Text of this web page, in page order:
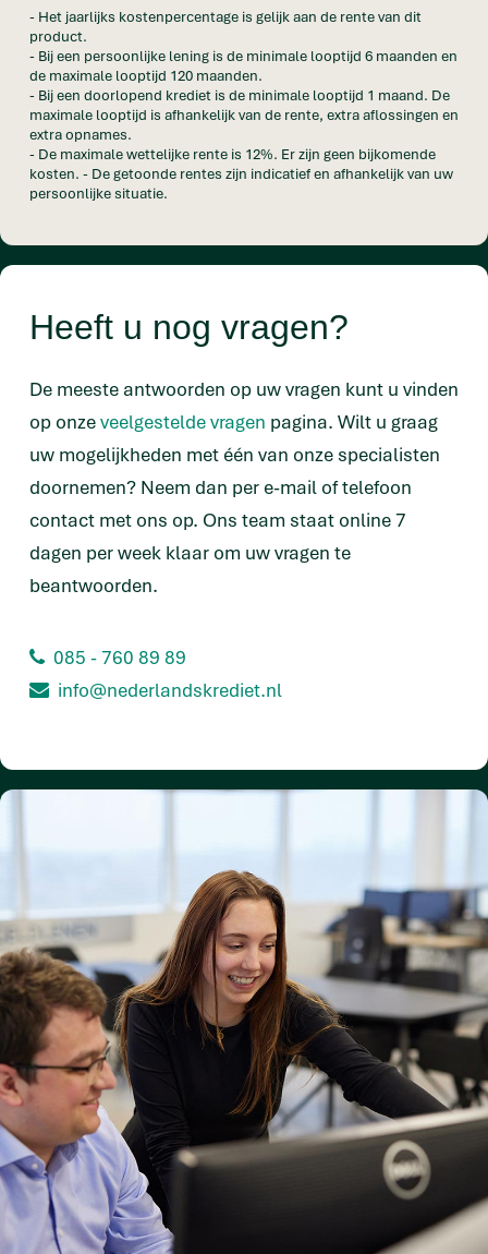
- Het jaarlijks kostenpercentage is gelijk aan de rente van dit
product.
- Bij een persoonlijke lening is de minimale looptijd 6 maanden en
de maximale looptijd 120 maanden.
- Bij een doorlopend krediet is de minimale looptijd 1 maand. De
maximale looptijd is afhankelijk van de rente, extra aflossingen en
extra opnames.
- De maximale wettelijke rente is 12%. Er zijn geen bijkomende
kosten. - De getoonde rentes zijn indicatief en afhankelijk van uw
persoonlijke situatie.
Heeft u nog vragen?
De meeste antwoorden op uw vragen kunt u vinden
op onzeveelgestelde vragen pagina. Wilt u graag
uw mogelijkheden met één van onze specialisten
doornemen? Neem dan per e-mail of telefoon
contact met ons op. Ons team staat online 7
dagen per week klaar om uw vragen te
beantwoorden.
085 - 760 89 89
info@nederlandskrediet.nl